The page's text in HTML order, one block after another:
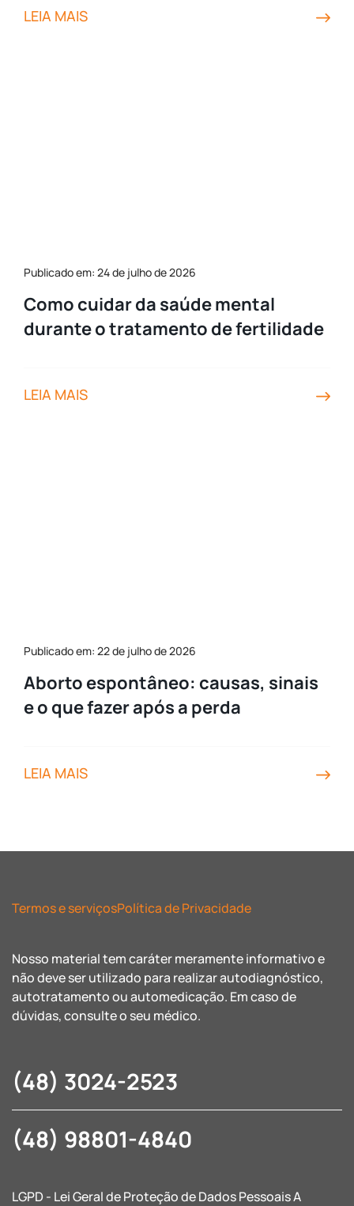
LEIA MAIS
Publicado em: 24 de julho de 2026
Como cuidar da saúde mental
durante o tratamento de fertilidade
LEIA MAIS
Publicado em: 22 de julho de 2026
Aborto espontâneo: causas, sinais
e o que fazer após a perda
LEIA MAIS
Termos e serviçosPolítica de Privacidade
Nosso material tem caráter meramente informativo e
não deve ser utilizado para realizar autodiagnóstico,
autotratamento ou automedicação. Em caso de
dúvidas, consulte o seu médico.
(48) 3024-2523
(48) 98801-4840
LGPD - Lei Geral de Proteção de Dados Pessoais A